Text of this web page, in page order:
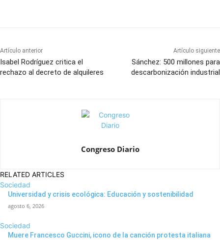
Artículo anterior
Isabel Rodríguez critica el
rechazo al decreto de alquileres
Artículo siguiente
Sánchez: 500 millones para
descarbonización industrial
Congreso Diario
RELATED ARTICLES
Sociedad
Universidad y crisis ecológica: Educación y sostenibilidad
agosto 6, 2026
Sociedad
Muere Francesco Guccini, icono de la canción protesta italiana